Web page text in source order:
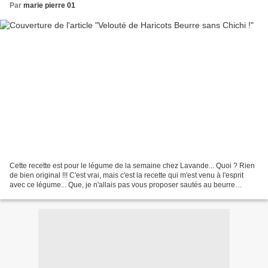
Par marie pierre 01
Cette recette est pour le légume de la semaine chez Lavande... Quoi ? Rien
de bien original !!! C'est vrai, mais c'est la recette qui m'est venu à l'esprit
avec ce légume... Que, je n'allais pas vous proposer sautés au beurre